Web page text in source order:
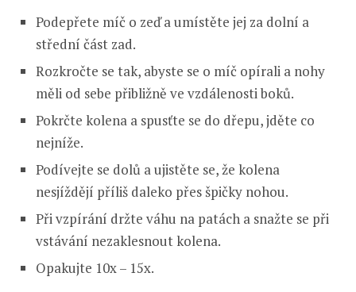
Podepřete míč o zeď a umístěte jej za dolní a
střední část zad.
Rozkročte se tak, abyste se o míč opírali a nohy
měli od sebe přibližně ve vzdálenosti boků.
Pokrčte kolena a spusťte se do dřepu, jděte co
nejníže.
Podívejte se dolů a ujistěte se, že kolena
nesjíždějí příliš daleko přes špičky nohou.
Při vzpírání držte váhu na patách a snažte se při
vstávání nezaklesnout kolena.
Opakujte 10x – 15x.